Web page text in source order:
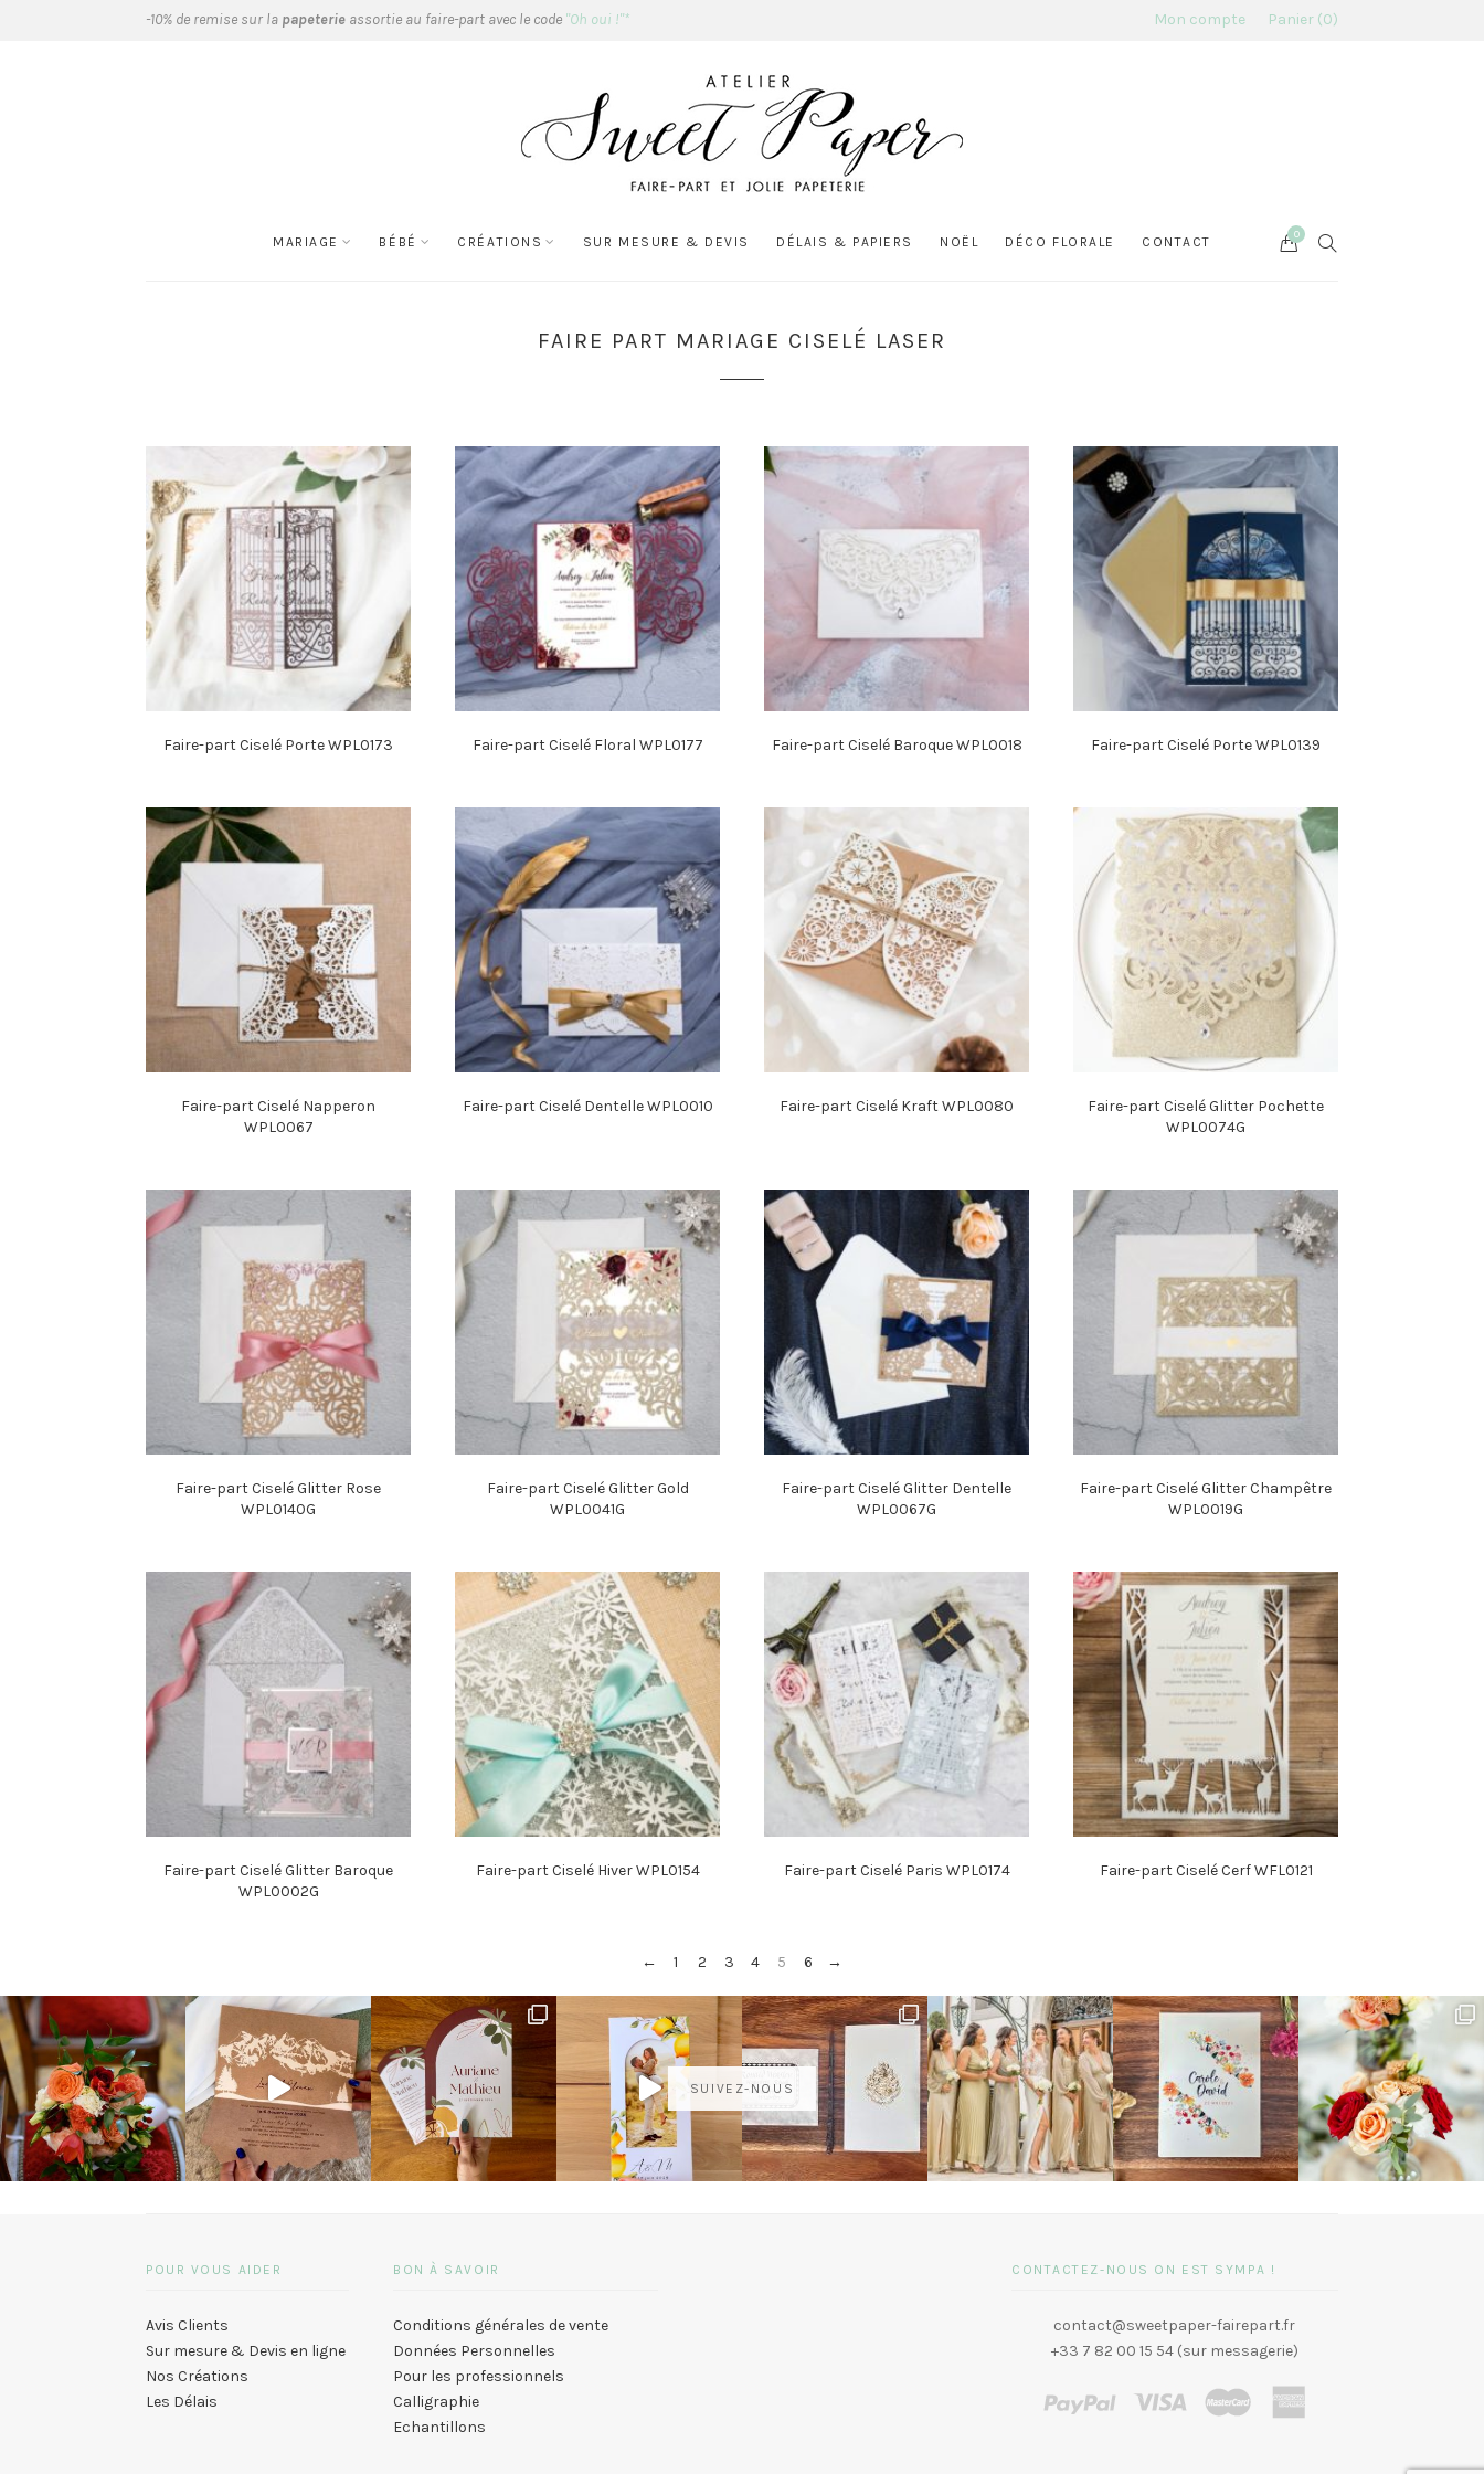
-10% de remise sur la papeterie assortie au faire-part avec le code "Oh oui !"* Mon compte Panier 0
MARIAGE BÉBÉ CRÉATIONS SUR MESURE & DEVIS DÉLAIS & PAPIERS NOËL DÉCO FLORALE CONTACT SEARCH
Cart
0
FAIRE PART MARIAGE CISELÉ LASER
Faire-part Ciselé Porte WPL0173 Faire-part Ciselé Floral WPL0177 Faire-part Ciselé Baroque WPL0018 Faire-part Ciselé Porte WPL0139
Faire-part Ciselé Napperon
WPL0067
Faire-part Ciselé Dentelle WPL0010 Faire-part Ciselé Kraft WPL0080
Faire-part Ciselé Glitter Pochette
WPL0074G
Faire-part Ciselé Glitter Rose
WPL0140G
Faire-part Ciselé Glitter Gold
WPL0041G
Faire-part Ciselé Glitter Dentelle
WPL0067G
Faire-part Ciselé Glitter Champêtre
WPL0019G
Faire-part Ciselé Glitter Baroque
WPL0002G
Faire-part Ciselé Hiver WPL0154 Faire-part Ciselé Paris WPL0174 Faire-part Ciselé Cerf WFL0121
← 1 2 3 4 5 6 →
SUIVEZ-NOUS
POUR VOUS AIDER
Avis Clients
Sur mesure & Devis en ligne
Nos Créations
Les Délais
BON À SAVOIR
Conditions générales de vente
Données Personnelles
Pour les professionnels
Calligraphie
Echantillons
CONTACTEZ-NOUS ON EST SYMPA !
contact@sweetpaper-fairepart.fr
+33 7 82 00 15 54 (sur messagerie)